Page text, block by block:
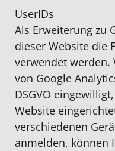
UserIDs
Als Erweiterung zu
dieser Website die
verwendet werden.
von Google
DSGVO
Website
verschiedenen
anmelden, können